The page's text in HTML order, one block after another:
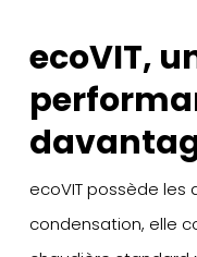
ecoVIT,
ecoVIT possède les
condensation, elle